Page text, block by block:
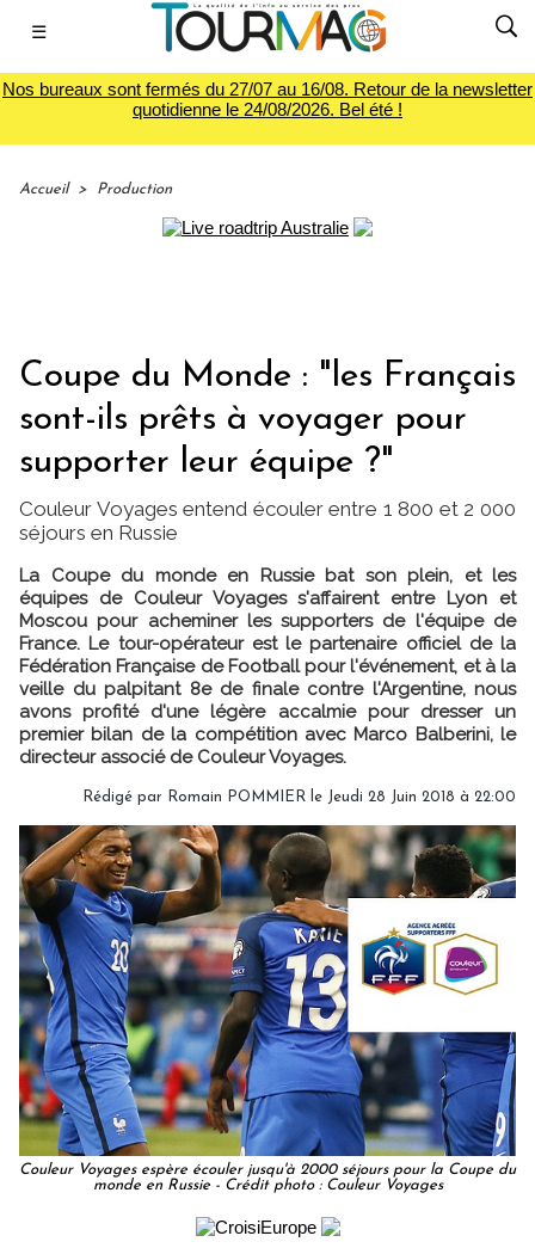
☰
Nos bureaux sont fermés du 27/07 au 16/08. Retour de la newsletter
quotidienne le 24/08/2026. Bel été !
Accueil > Production
Coupe du Monde : "les Français
sont-ils prêts à voyager pour
supporter leur équipe ?"
Couleur Voyages entend écouler entre 1 800 et 2 000
séjours en Russie
La Coupe du monde en Russie bat son plein, et les
équipes de Couleur Voyages s'affairent entre Lyon et
Moscou pour acheminer les supporters de l'équipe de
France. Le tour-opérateur est le partenaire officiel de la
Fédération Française de Football pour l'événement, et à la
veille du palpitant 8e de finale contre l'Argentine, nous
avons profité d'une légère accalmie pour dresser un
premier bilan de la compétition avec Marco Balberini, le
directeur associé de Couleur Voyages.
Rédigé par Romain POMMIER le Jeudi 28 Juin 2018 à 22:00
Couleur Voyages espère écouler jusqu'à 2000 séjours pour la Coupe du
monde en Russie - Crédit photo : Couleur Voyages